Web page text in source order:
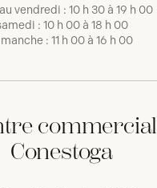
vendredi : 10 h 30 à 19 h 00
: 10 h 00 à 18 h 00
: 11 h 00 à 16 h 00
commercial
Conestoga